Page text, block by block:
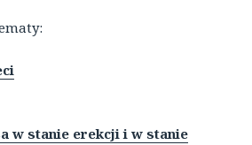
w stanie erekcji i w stanie